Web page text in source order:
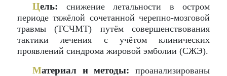
Цель: снижение летальности в остром
периоде тяжёлой сочетанной черепно-мозговой
травмы (ТСЧМТ) путём совершенствования
тактики лечения с учётом клинических
проявлений синдрома жировой эмболии (СЖЭ).
Материал и методы: проанализированы